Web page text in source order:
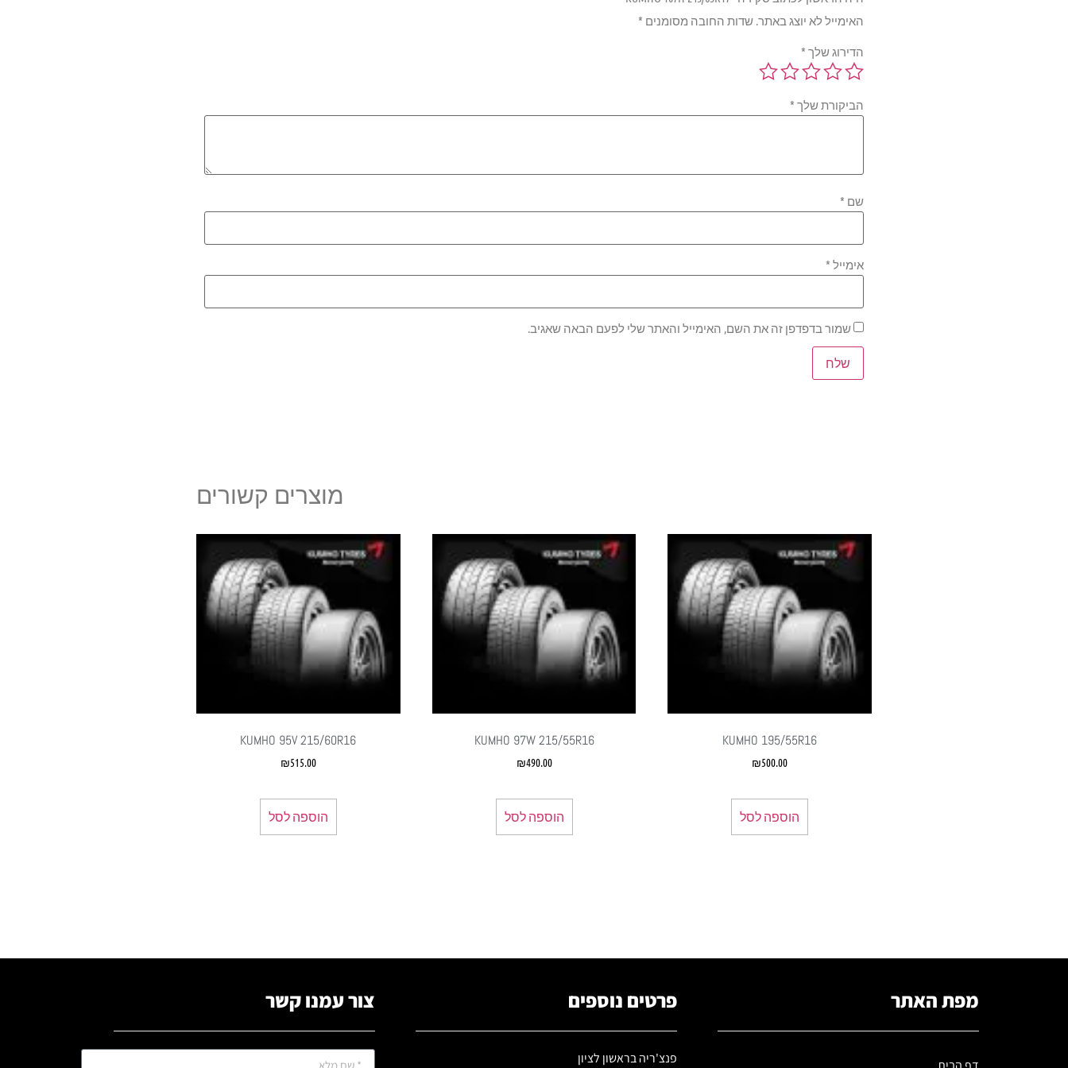
האימייל לא יוצג באתר. שדות החובה מסומנים *
הדירוג שלך *
הביקורת שלך *
שם *
אימייל *
שמור בדפדפן זה את השם, האימייל והאתר שלי לפעם הבאה שאגיב.
מוצרים קשורים
KUMHO 195/55R16
₪500.00
הוספה לסל
KUMHO 97W 215/55R16
₪490.00
הוספה לסל
KUMHO 95V 215/60R16
₪515.00
הוספה לסל
מפת האתר פרטים נוספים
פנצ'ריה בראשון לציון
צור עמנו קשר